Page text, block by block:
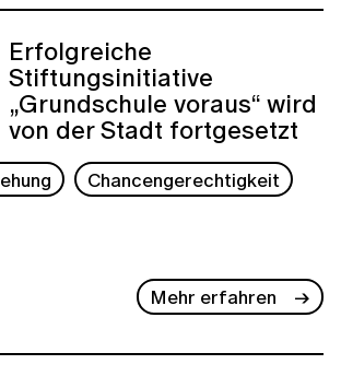
Erfolgreiche
Stiftungsinitiative
„Grundschule voraus“ wird
von der Stadt fortgesetzt
Chancengerechtigkeit
Mehr erfahren